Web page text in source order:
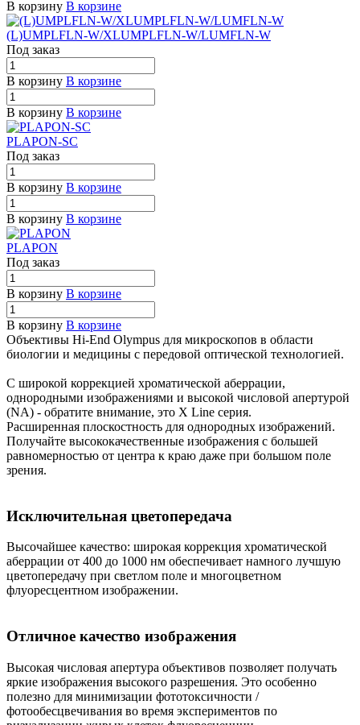
В корзину В корзине
(L)UMPLFLN-W/XLUMPLFLN-W/LUMFLN-W
Под заказ
В корзину В корзине
В корзину В корзине
PLAPON-SC
Под заказ
В корзину В корзине
В корзину В корзине
PLAPON
Под заказ
В корзину В корзине
В корзину В корзине
Объективы Hi-End Olympus для микроскопов в области
биологии и медицины с передовой оптической технологией.
С широкой коррекцией хроматической аберрации,
однородными изображениями и высокой числовой апертурой
(NA) - обратите внимание, это X Line серия.
Расширенная плоскостность для однородных изображений.
Получайте высококачественные изображения с большей
равномерностью от центра к краю даже при большом поле
зрения.
Исключительная цветопередача
Высочайшее качество: широкая коррекция хроматической
аберрации от 400 до 1000 нм обеспечивает намного лучшую
цветопередачу при светлом поле и многоцветном
флуоресцентном изображении.
Отличное качество изображения
Высокая числовая апертура объективов позволяет получать
яркие изображения высокого разрешения. Это особенно
полезно для минимизации фототоксичности /
фотообесцвечивания во время экспериментов по